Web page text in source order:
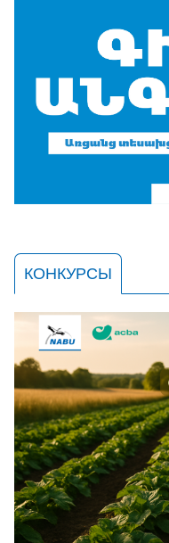
КОНКУРСЫ